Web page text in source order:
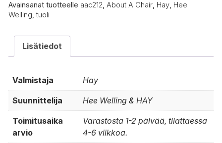
Avainsanat tuotteelle aac212 About A Chair Hay Hee
Welling ,tuoli
Lisätiedot
Valmistaja Hay
Suunnittelija Hee Welling & HAY
Toimitusaika
arvio
Varastosta 1-2 päivää, tilattaessa
4-6 viikkoa.